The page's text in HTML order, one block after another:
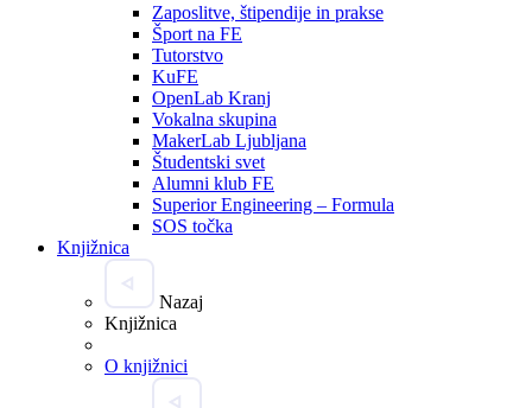
Zaposlitve, štipendije in prakse
Šport na FE
Tutorstvo
KuFE
OpenLab Kranj
Vokalna skupina
MakerLab Ljubljana
Študentski svet
Alumni klub FE
Superior Engineering – Formula
SOS točka
Knjižnica
Nazaj
Knjižnica
O knjižnici